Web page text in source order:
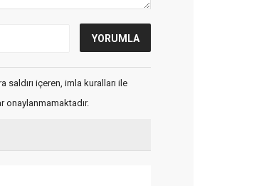
içeren, imla kuralları ile
onaylanmamaktadır.